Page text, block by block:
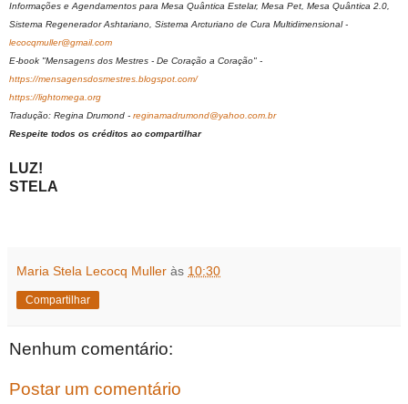
Informações e Agendamentos para Mesa Quântica Estelar, Mesa Pet, Mesa Quântica 2.0,
Sistema Regenerador Ashtariano, Sistema Arcturiano de Cura Multidimensional -
lecocqmuller@gmail.com
E-book "Mensagens dos Mestres - De Coração a Coração" -
https://mensagensdosmestres.blogspot.com/
https://lightomega.org
Tradução: Regina Drumond - reginamadrumond@yahoo.com.br
Respeite todos os créditos ao compartilhar
LUZ!
STELA
Maria Stela Lecocq Muller às 10:30
Compartilhar
Nenhum comentário:
Postar um comentário